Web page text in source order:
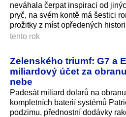
neváhala čerpat inspiraci od
pryč, na svém kontě má šestici
prožitky z míst opředených
tento rok
Zelenského triumf: G7 a
miliardový účet za
nebe
Padesát miliard dolarů na
kompletních baterií systémů
podzimu, přednostní dodávky